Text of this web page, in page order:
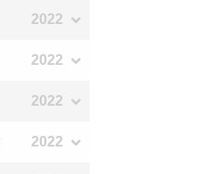
2022
2022
2022
2022